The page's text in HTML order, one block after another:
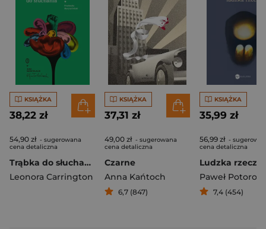
KSIĄŻKA
38,22 zł
54,90 zł - sugerowana
cena detaliczna
Trąbka do słuchania
Leonora Carrington
KSIĄŻKA
37,31 zł
49,00 zł - sugerowana
cena detaliczna
Czarne
Anna Kańtoch
6,7 (847)
KSIĄŻKA
35,99 zł
56,99 zł -
cena detaliczna
Ludzka rzecz
Paweł
7,4 (454)